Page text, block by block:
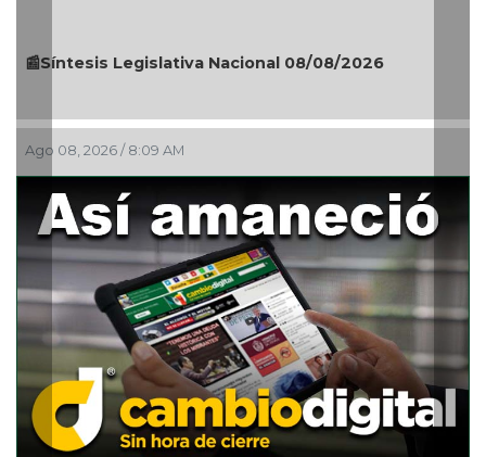
🎉🎂👏 Santoral 08/08/2026
Ago 08, 2026 / 5:30 AM